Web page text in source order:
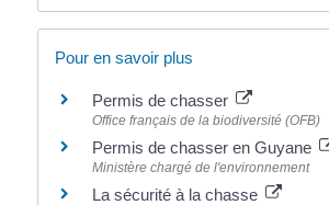
Pour en savoir plus
Permis de chasser
Office français de la biodiversité (OFB)
Permis de chasser en Guyane
Ministère chargé de l'environnement
La sécurité à la chasse